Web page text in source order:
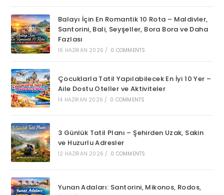
Balayı İçin En Romantik 10 Rota – Maldivler,
Santorini, Bali, Seyşeller, Bora Bora ve Daha
Fazlası
16 HAZIRAN 2026 / 0 COMMENTS
Çocuklarla Tatil Yapılabilecek En İyi 10 Yer –
Aile Dostu Oteller ve Aktiviteler
14 HAZIRAN 2026 / 0 COMMENTS
3 Günlük Tatil Planı – Şehirden Uzak, Sakin
ve Huzurlu Adresler
12 HAZIRAN 2026 / 0 COMMENTS
Yunan Adaları: Santorini, Mikonos, Rodos,